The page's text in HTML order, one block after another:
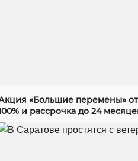
«Большие перемены»
и рассрочка до 24